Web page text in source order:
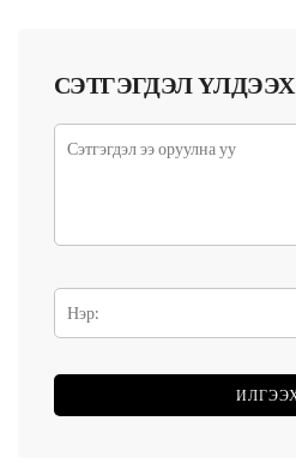
СЭТГЭГДЭЛ ҮЛДЭЭХ